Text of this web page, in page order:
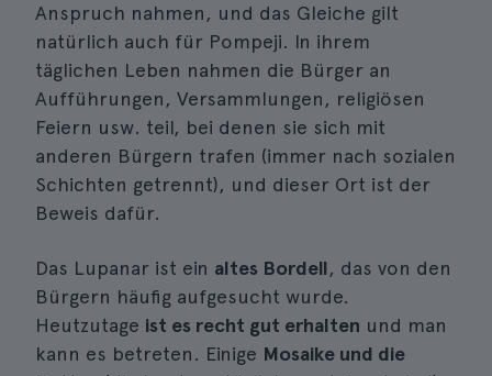
Anspruch nahmen, und das Gleiche gilt
natürlich auch für Pompeji. In ihrem
täglichen Leben nahmen die Bürger an
Aufführungen, Versammlungen, religiösen
Feiern usw. teil, bei denen sie sich mit
anderen Bürgern trafen (immer nach sozialen
Schichten getrennt), und dieser Ort ist der
Beweis dafür.
Das Lupanar ist ein altes Bordell, das von den
Bürgern häufig aufgesucht wurde.
Heutzutage ist es recht gut erhalten und man
kann es betreten. Einige Mosaike und die